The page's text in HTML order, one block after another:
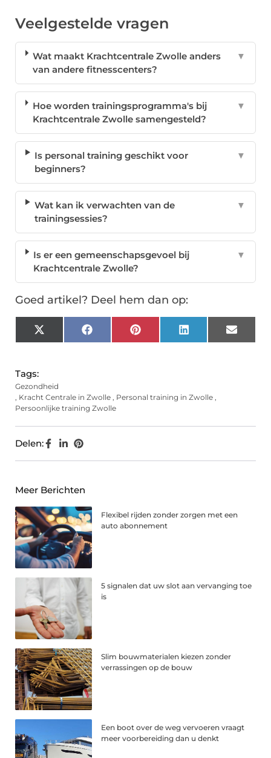
Veelgestelde vragen
Wat maakt Krachtcentrale Zwolle anders
van andere fitnesscenters?
▼
Hoe worden trainingsprogramma's bij
Krachtcentrale Zwolle samengesteld?
▼
Is personal training geschikt voor
beginners?
▼
Wat kan ik verwachten van de
trainingsessies?
▼
Is er een gemeenschapsgevoel bij
Krachtcentrale Zwolle?
▼
Goed artikel? Deel hem dan op:
X
(Twitter)
FacebookPinterest LinkedIn Email
Tags:
Gezondheid
, Kracht Centrale in Zwolle , Personal training in Zwolle ,
Persoonlijke training Zwolle
Delen:
Meer Berichten
Flexibel rijden zonder zorgen met een
auto abonnement
5 signalen dat uw slot aan vervanging toe
is
Slim bouwmaterialen kiezen zonder
verrassingen op de bouw
Een boot over de weg vervoeren vraagt
meer voorbereiding dan u denkt